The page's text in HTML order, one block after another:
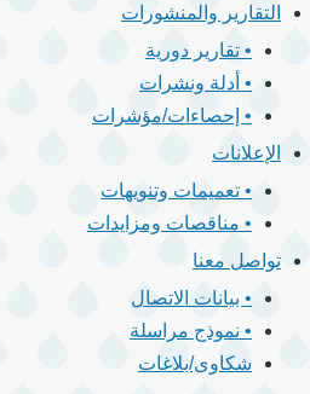
التقارير والمنشورات
• تقارير دورية
• أدلة ونشرات
• إحصاءات/مؤشرات
الإعلانات
• تعميمات وتنويهات
• مناقصات ومزايدات
تواصل معنا
• بيانات الاتصال
• نموذج مراسلة
شكاوى/بلاغات